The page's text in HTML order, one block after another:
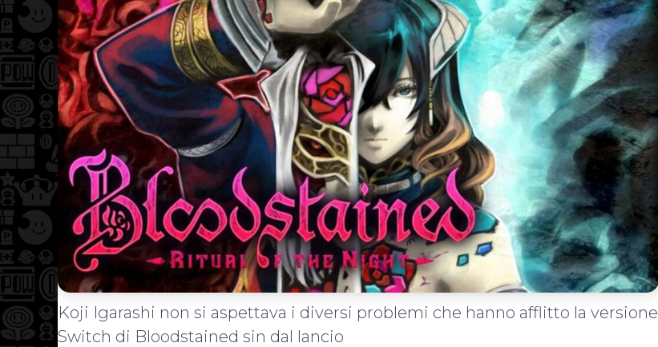
Koji Igarashi non si aspettava i diversi problemi che hanno afflitto la versione
Switch di Bloodstained sin dal lancio